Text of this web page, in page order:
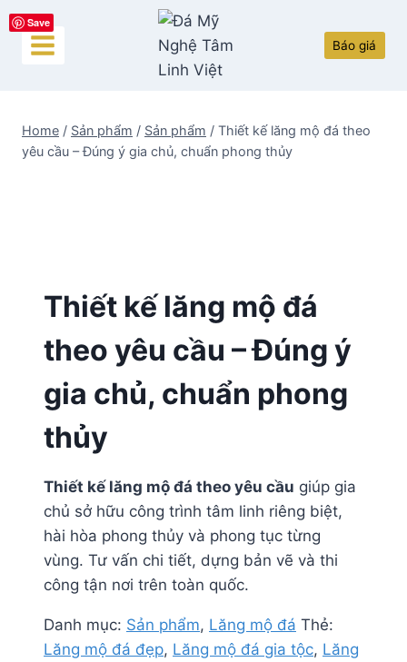
Skip
to
content
Báo giá
Home / Sản phẩm / Sản phẩm / Thiết kế lăng mộ đá theo
yêu cầu – Đúng ý gia chủ, chuẩn phong thủy
Save
Thiết kế lăng mộ đá
theo yêu cầu – Đúng ý
gia chủ, chuẩn phong
thủy
Thiết kế lăng mộ đá theo yêu cầu giúp gia
chủ sở hữu công trình tâm linh riêng biệt,
hài hòa phong thủy và phong tục từng
vùng. Tư vấn chi tiết, dựng bản vẽ và thi
công tận nơi trên toàn quốc.
Danh mục: Sản phẩm, Lăng mộ đá Thẻ:
Lăng mộ đá đẹp, Lăng mộ đá gia tộc, Lăng